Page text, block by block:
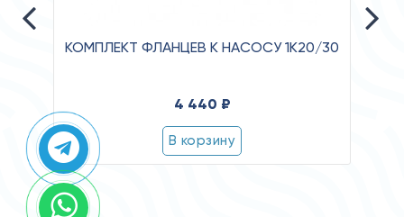
КОМПЛЕКТ ФЛАНЦЕВ К НАСОСУ 1К20/30
4 440 ₽
В корзину